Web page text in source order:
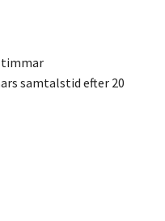
timmar
samtalstid efter 20